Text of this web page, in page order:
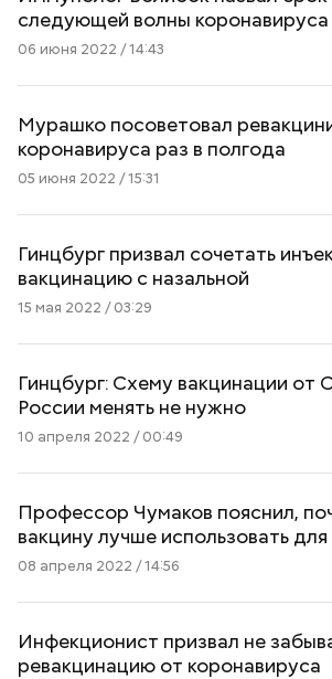
следующей волны коронавируса
06 июня 2022 / 14:43
Мурашко посоветовал
коронавируса раз в полгода
05 июня 2022 / 15:31
Гинцбург призвал сочетать
вакцинацию с назальной
15 мая 2022 / 03:29
Гинцбург: Схему вакцинации от
России менять не нужно
10 апреля 2022 / 00:49
Профессор Чумаков пояснил,
вакцину лучше использовать
08 апреля 2022 / 14:56
Инфекционист призвал не
ревакцинацию от коронавируса